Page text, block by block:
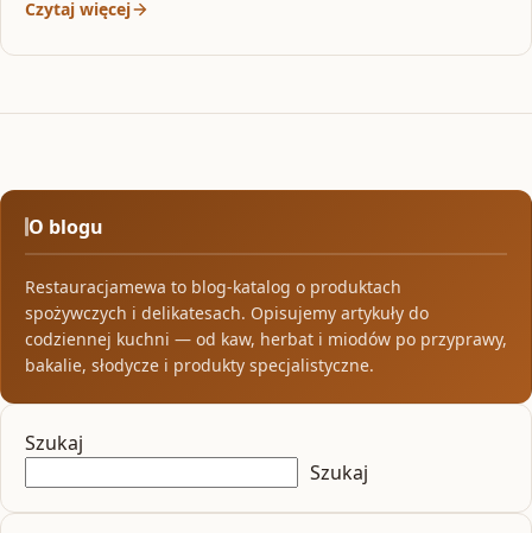
Czytaj więcej
O blogu
Restauracjamewa to blog-katalog o produktach
spożywczych i delikatesach. Opisujemy artykuły do
codziennej kuchni — od kaw, herbat i miodów po przyprawy,
bakalie, słodycze i produkty specjalistyczne.
Szukaj
Szukaj